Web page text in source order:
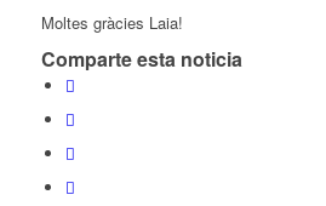
Moltes gràcies Laia!
Comparte esta noticia